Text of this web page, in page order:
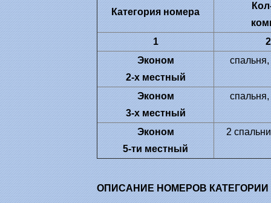
Категория номера
1
2
Эконом
2-х местный
спальня,
Эконом
3-х местный
спальня,
Эконом
5-ти местный
2
ОПИСАНИЕ НОМЕРОВ КАТЕГОРИИ